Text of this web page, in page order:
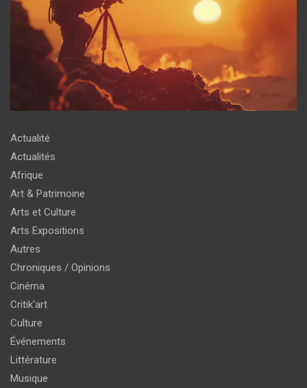
Actualité
Actualités
Afrique
Art & Patrimoine
Arts et Culture
Arts Expositions
Autres
Chroniques / Opinions
Cinéma
Critik'art
Culture
Événements
Littérature
Musique